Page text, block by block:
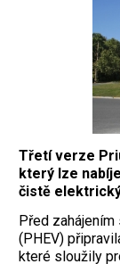
Třetí verze
který lze
čistě
Před
(PHEV)
které sloužily